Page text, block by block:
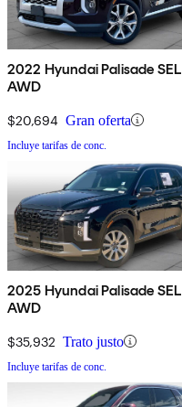
2022 Hyundai Palisade SEL
AWD
$20,694 Gran oferta
Incluye tarifas de conc.
2025 Hyundai Palisade SEL
AWD
$35,932 Trato justo
Incluye tarifas de conc.